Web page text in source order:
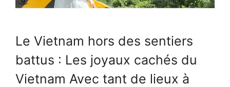
Le Vietnam hors des sentiers
battus : Les joyaux cachés du
Vietnam Avec tant de lieux à